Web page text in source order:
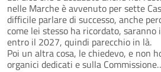
nelle Marche è avvenuto per sette
difficile parlare di successo, anche
come lei stesso ha ricordato, saranno
entro il 2027, quindi parecchio in là.
Poi un altra cosa, le chiedevo, e non
organici dedicati e sulla